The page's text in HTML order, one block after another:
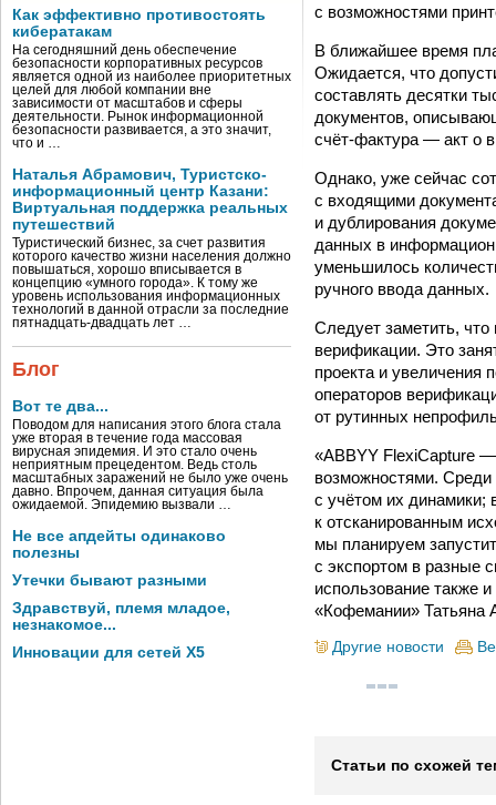
Как эффективно противостоять
кибератакам
На сегодняшний день обеспечение
безопасности корпоративных ресурсов
является одной из наиболее приоритетных
целей для любой компании вне
зависимости от масштабов и сферы
деятельности. Рынок информационной
безопасности развивается, а это значит,
что и …
Наталья Абрамович, Туристско-
информационный центр Казани:
Виртуальная поддержка реальных
путешествий
Туристический бизнес, за счет развития
которого качество жизни населения должно
повышаться, хорошо вписывается в
концепцию «умного города». К тому же
уровень использования информационных
технологий в данной отрасли за последние
пятнадцать-двадцать лет …
Блог
Вот те два...
Поводом для написания этого блога стала
уже вторая в течение года массовая
вирусная эпидемия. И это стало очень
неприятным прецедентом. Ведь столь
масштабных заражений не было уже очень
давно. Впрочем, данная ситуация была
ожидаемой. Эпидемию вызвали …
Не все апдейты одинаково
полезны
Утечки бывают разными
Здравствуй, племя младое,
незнакомое...
Инновации для сетей X5
с возможностями
В ближайшее время
Ожидается, что
составлять десятки
документов,
счёт-фактура — акт о
Однако, уже сейчас
с входящими
и дублирования
данных в
уменьшилось
ручного ввода данных.
Следует заметить, что
верификации. Это
проекта и увеличения
операторов
от рутинных
«ABBYY FlexiCapture —
возможностями. Среди
с учётом их динамики;
к отсканированным
мы планируем
с экспортом в разные
использование также
«Кофемании» Татьяна
Другие новости
Статьи по схожей